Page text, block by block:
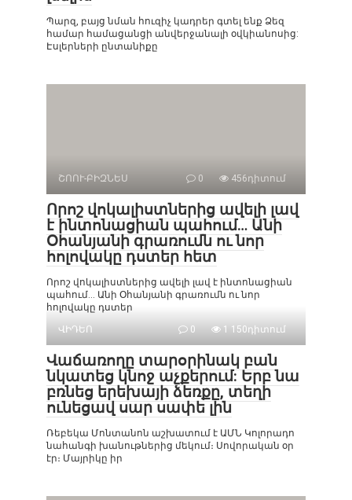
Պարզ, բայց նման հուզիչ կադրեր գտել ենք Ձեզ
համար համացանցի անվերջանալի օվկիանոսից:
Էսլերների ընտանիքը
ՇՈՈՒ-ԲԻԶՆԵՍ 0 456դիտում
Որոշ վոկալիստներից ավելի լավ
է ինտոնացիան պահում… Անի
Օհանյանի գրառումն ու նոր
հոլովակը դստեր հետ
Որոշ վոկալիստներից ավելի լավ է ինտոնացիան
պահում… Անի Օհանյանի գրառումն ու նոր
հոլովակը դստեր
ՎԻԴԵՈ
0 1 150դիտում
Վաճառողը տարօրինակ բան
նկատեց կնոջ աչքերում: Երբ նա
բռնեց երեխայի ձեռքը, տեղի
ունեցավ սար սափե լին
Ռեբեկա Մոնտանոն աշխատում է ԱՄՆ Կոլորադո
նահանգի խանութներից մեկում։ Սովորական օր
էր։ Մայրիկը իր